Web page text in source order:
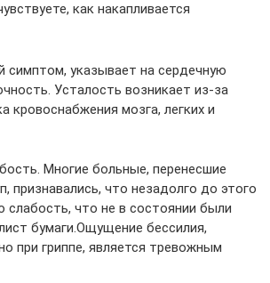
как накапливается
симптом, указывает на сердечную
Усталость возникает из-за
кровоснабжения мозга, легких и
Многие больные, перенесшие
признавались, что незадолго до этого
слабость, что не в состоянии были
бумаги.Ощущение бессилия,
при гриппе, является тревожным